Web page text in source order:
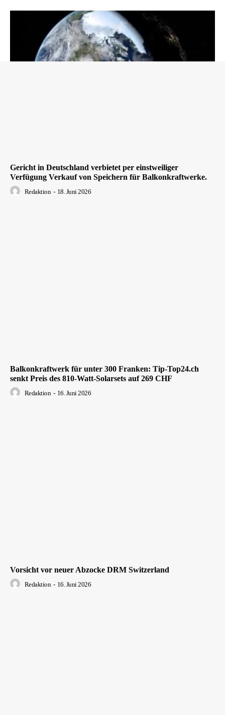
Gericht in Deutschland verbietet per einstweiliger
Verfügung Verkauf von Speichern für Balkonkraftwerke.
Redaktion - 18. Juni 2026
Balkonkraftwerk für unter 300 Franken: Tip-Top24.ch
senkt Preis des 810-Watt-Solarsets auf 269 CHF
Redaktion - 16. Juni 2026
Vorsicht vor neuer Abzocke DRM Switzerland
Redaktion - 16. Juni 2026